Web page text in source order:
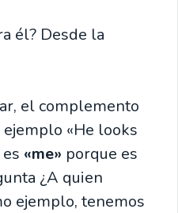
él? Desde la
el complemento
«He looks
«me» porque es
¿A quien
ejemplo, tenemos